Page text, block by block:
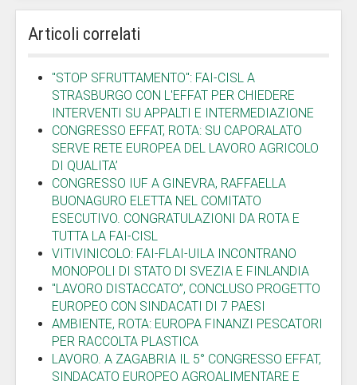
Articoli correlati
"STOP SFRUTTAMENTO": FAI-CISL A
STRASBURGO CON L'EFFAT PER CHIEDERE
INTERVENTI SU APPALTI E INTERMEDIAZIONE
CONGRESSO EFFAT, ROTA: SU CAPORALATO
SERVE RETE EUROPEA DEL LAVORO AGRICOLO
DI QUALITA’
CONGRESSO IUF A GINEVRA, RAFFAELLA
BUONAGURO ELETTA NEL COMITATO
ESECUTIVO. CONGRATULAZIONI DA ROTA E
TUTTA LA FAI-CISL
VITIVINICOLO: FAI-FLAI-UILA INCONTRANO
MONOPOLI DI STATO DI SVEZIA E FINLANDIA
"LAVORO DISTACCATO”, CONCLUSO PROGETTO
EUROPEO CON SINDACATI DI 7 PAESI
AMBIENTE, ROTA: EUROPA FINANZI PESCATORI
PER RACCOLTA PLASTICA
LAVORO. A ZAGABRIA IL 5° CONGRESSO EFFAT,
SINDACATO EUROPEO AGROALIMENTARE E